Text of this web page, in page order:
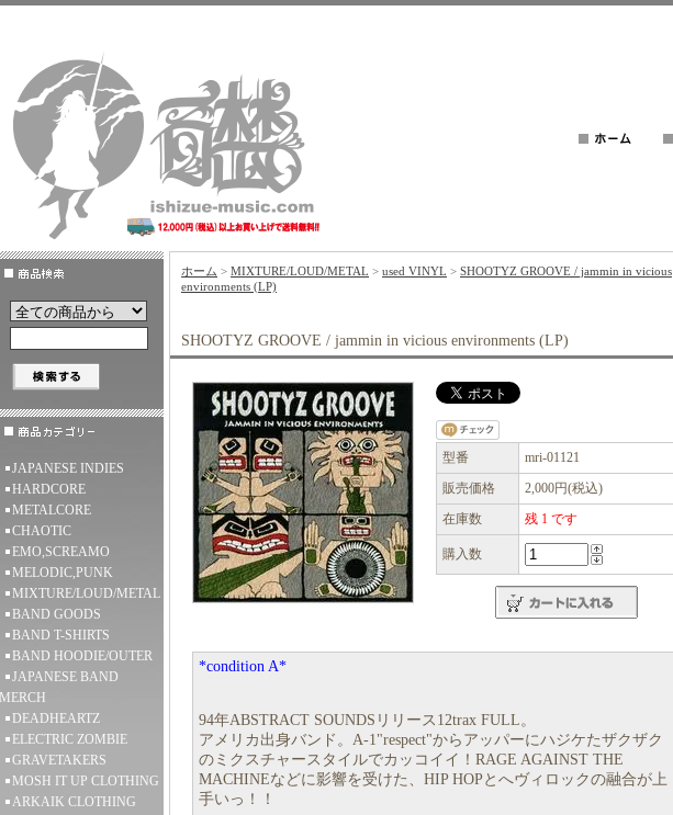
JAPANESE INDIES
HARDCORE
METALCORE
CHAOTIC
EMO,SCREAMO
MELODIC,PUNK
MIXTURE/LOUD/METAL
BAND GOODS
BAND T-SHIRTS
BAND HOODIE/OUTER
JAPANESE BAND
MERCH
DEADHEARTZ
ELECTRIC ZOMBIE
GRAVETAKERS
MOSH IT UP CLOTHING
ARKAIK CLOTHING
ホーム > MIXTURE/LOUD/METAL > used VINYL > SHOOTYZ GROOVE / jammin in vicious
environments (LP)
SHOOTYZ GROOVE / jammin in vicious environments (LP)
型番
mri-01121
販売価格
2,000円(税込)
在庫数
残 1 です
購入数
*condition A*
94年ABSTRACT SOUNDSリリース12trax FULL。
アメリカ出身バンド。A-1"respect"からアッパーにハジケたザクザク
のミクスチャースタイルでカッコイイ！RAGE AGAINST THE
MACHINEなどに影響を受けた、HIP HOPとへヴィロックの融合が上
手いっ！！